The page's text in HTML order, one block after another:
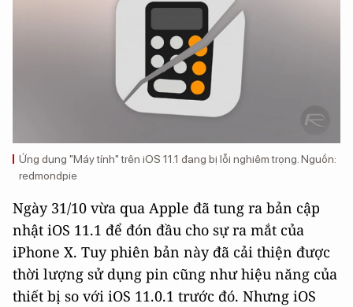
Ứng dụng "Máy tính" trên iOS 11.1 đang bị lỗi nghiêm trọng. Nguồn:
redmondpie
Ngày 31/10 vừa qua Apple đã tung ra bản cập
nhật iOS 11.1 để đón đầu cho sự ra mắt của
iPhone X. Tuy phiên bản này đã cải thiện được
thời lượng sử dụng pin cũng như hiệu năng của
thiết bị so với iOS 11.0.1 trước đó. Nhưng iOS